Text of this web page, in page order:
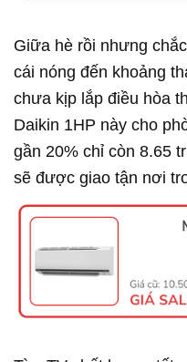
Giữa hè rồi nhưng
cái nóng đến khoảng
chưa kịp lắp điều hòa
Daikin 1HP này cho
gần 20% chỉ còn 8.65
sẽ được giao tận nơi